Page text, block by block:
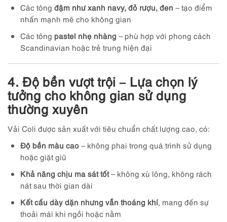
Các tông đậm như xanh navy, đỏ rượu, đen – tạo điểm
nhấn mạnh mẽ cho không gian
Các tông pastel nhẹ nhàng – phù hợp với phong cách
Scandinavian hoặc trẻ trung hiện đại
4. Độ bền vượt trội – Lựa chọn lý
tưởng cho không gian sử dụng
thường xuyên
Vải Coli được sản xuất với tiêu chuẩn chất lượng cao, có:
Độ bền màu cao – không phai trong quá trình sử dụng
hoặc giặt giũ
Khả năng chịu ma sát tốt– không xù lông, không rách
nát sau thời gian dài
Kết cấu dày dặn nhưng vẫn thoáng khí, mang đến sự
thoải mái khi ngồi hoặc nằm